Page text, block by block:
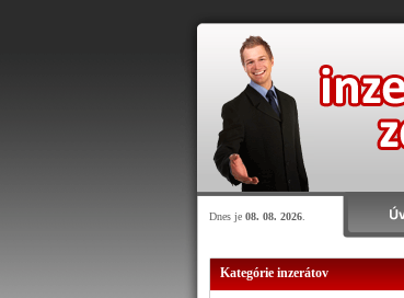
Dnes je 08. 08. 2026
Kategórie inzerátov